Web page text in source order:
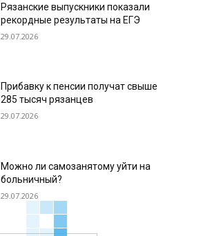
Рязанские выпускники показали
рекордные результаты на ЕГЭ
29.07.2026
Прибавку к пенсии получат свыше
285 тысяч рязанцев
29.07.2026
Можно ли самозанятому уйти на
больничный?
29.07.2026